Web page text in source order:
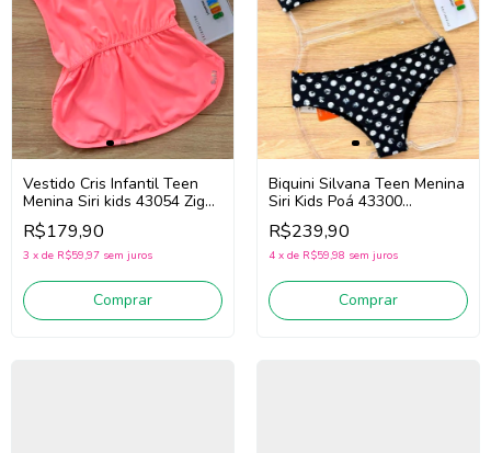
Vestido Cris Infantil Teen
Menina Siri kids 43054 Zig
Zag (Rosa)
R$179,90
3 x de R$59,97 sem juros
Comprar
Biquini Silvana Teen Menina
Siri Kids Poá 43300
(Preto/Branco)
R$239,90
4 x de R$59,98 sem juros
Comprar